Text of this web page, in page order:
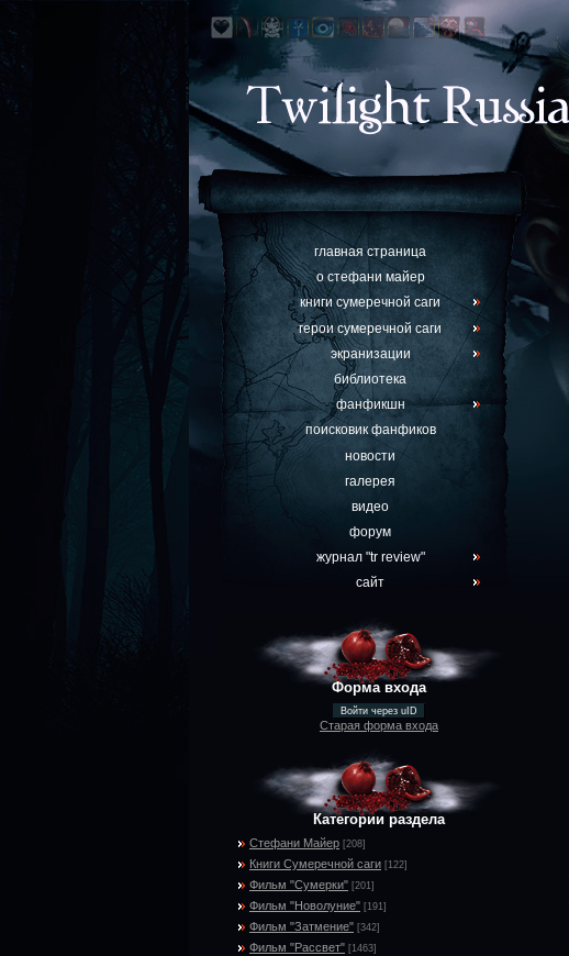
главная страница
о стефани майер
книги сумеречной саги
герои сумеречной саги
экранизации
библиотека
фанфикшн
поисковик фанфиков
новости
галерея
видео
форум
журнал "tr review"
сайт
Форма входа
Войти через uID
Старая форма входа
Категории раздела
Стефани Майер [208]
Книги Сумеречной саги [122]
Фильм "Сумерки" [201]
Фильм "Новолуние" [191]
Фильм "Затмение" [342]
Фильм "Рассвет" [1463]